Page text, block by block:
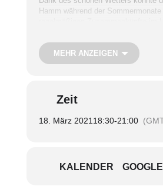
Hamm während der Sommermonate
„SieNa“ verlegt und finden dort
von sechs Wochen statt. Die
gemeinsam die Lektüre aus und
Die Teilnahme ist kostenfrei, die
MEHR ANZEIGEN
Zeit
18. März 2021 18:30-21:00
KALENDER